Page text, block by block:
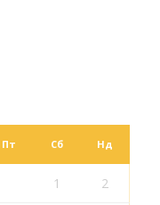
Пт Сб Нд
1 2